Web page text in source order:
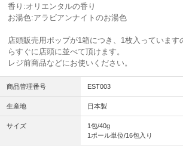
香り:オリエンタルの香り
お湯色:アラビアンナイトのお湯色
店頭販売用ポップが1箱につき、1枚入っています
らすぐに店頭に並べて頂けます。
レジ前商品などにお使いください。
商品管理番号 EST003
生産地 日本製
サイズ
1包/40g
1ポール単位/16包入り